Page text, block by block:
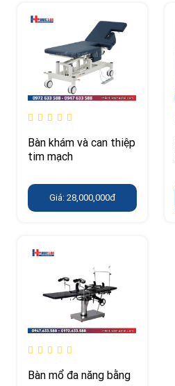
Bàn khám và can thiệp
tim mạch
Giá: 28,000,000đ
Bàn mổ đa năng bằng